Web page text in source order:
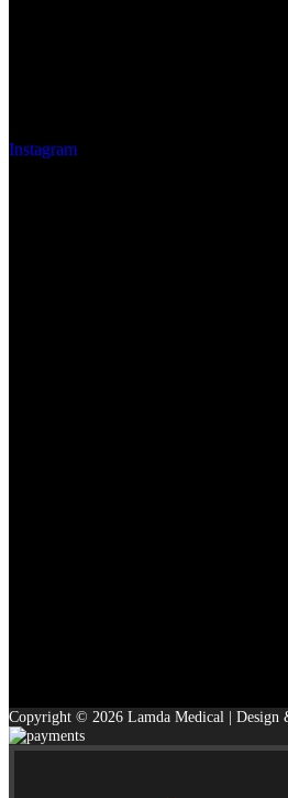
Instagram
Copyright © 2026 Lamda Medical |